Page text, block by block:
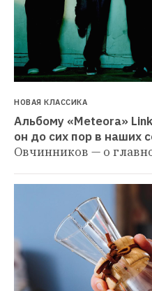
НОВАЯ КЛАССИКА
Альбому «Meteora»
он до сих пор в наших
Овчинников — о